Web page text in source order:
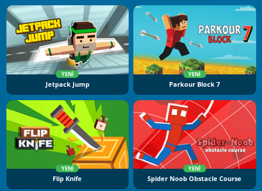
YENI
Jetpack Jump
YENI
Parkour Block 7
YENI
Flip Knife
YENI
Spider Noob Obstacle Course